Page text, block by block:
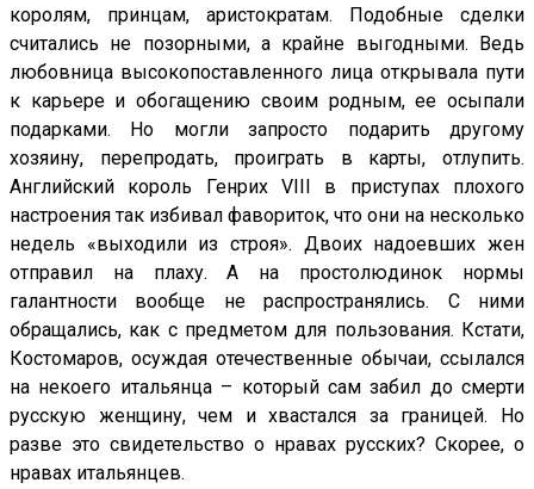
королям, принцам, аристократам. Подобные сделки
считались не позорными, а крайне выгодными. Ведь
любовница высокопоставленного лица открывала пути
к карьере и обогащению своим родным, ее осыпали
подарками. Но могли запросто подарить другому
хозяину, перепродать, проиграть в карты, отлупить.
Английский король Генрих VIII в приступах плохого
настроения так избивал фавориток, что они на несколько
недель «выходили из строя». Двоих надоевших жен
отправил на плаху. А на простолюдинок нормы
галантности вообще не распространялись. С ними
обращались, как с предметом для пользования. Кстати,
Костомаров, осуждая отечественные обычаи, ссылался
на некоего итальянца – который сам забил до смерти
русскую женщину, чем и хвастался за границей. Но
разве это свидетельство о нравах русских? Скорее, о
нравах итальянцев.